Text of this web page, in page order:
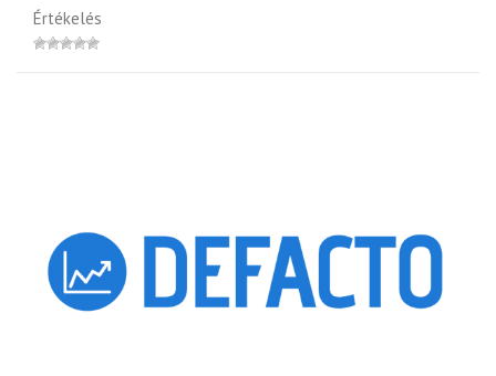
Értékelés